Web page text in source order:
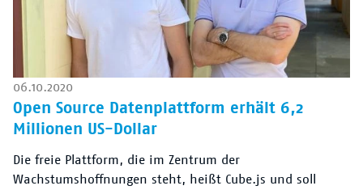
06.10.2020
Open Source Datenplattform erhält 6,2
Millionen US-Dollar
Die freie Plattform, die im Zentrum der
Wachstumshoffnungen steht, heißt Cube.js und soll